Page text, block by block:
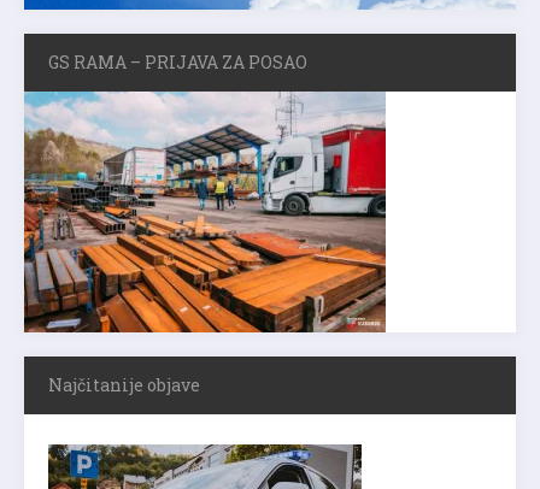
GS RAMA – PRIJAVA ZA POSAO
Najčitanije objave